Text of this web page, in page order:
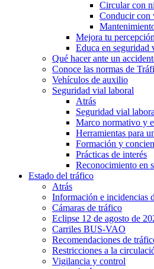
Circular con
Conducir con
Mejora tu
Educa en seguridad
Qué hacer ante un
Conoce las normas de
Vehículos de auxilio
Seguridad vial laboral
Atrás
Seguridad vial
Marco normativo y
Herramientas para
Formación y
Prácticas de interés
Reconocimiento en
Estado del tráfico
Atrás
Información e incidencias
Cámaras de tráfico
Eclipse 12 de agosto de
Carriles BUS-VAO
Recomendaciones de
Restricciones a la
Vigilancia y control